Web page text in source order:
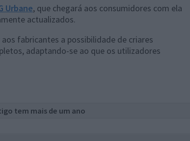
Urbane, que chegará aos consumidores com ela
actualizados.
fabricantes a possibilidade de criares
adaptando-se ao que os utilizadores
tem mais de um ano